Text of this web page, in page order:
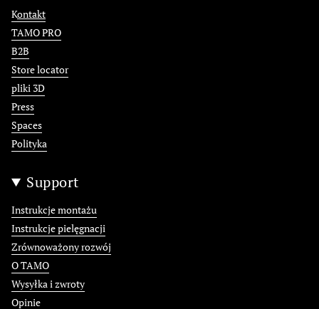
Kontakt
TAMO PRO
B2B
Store locator
pliki 3D
Press
Spaces
Polityka
Support
Instrukcje montażu
Instrukcje pielęgnacji
Zrównoważony rozwój
O TAMO
Wysyłka i zwroty
Opinie